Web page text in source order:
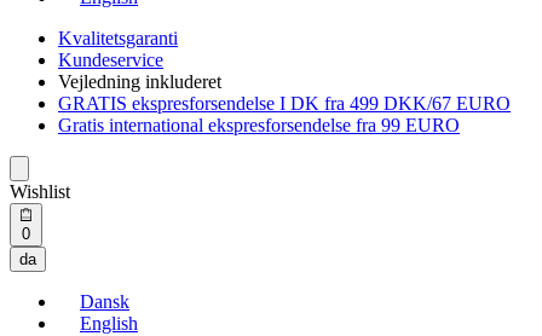
Kvalitetsgaranti
Kundeservice
Vejledning inkluderet
GRATIS ekspresforsendelse I DK fra 499 DKK/67 EURO
Gratis international ekspresforsendelse fra 99 EURO
Wishlist
0Open
cart
da
Dansk
English